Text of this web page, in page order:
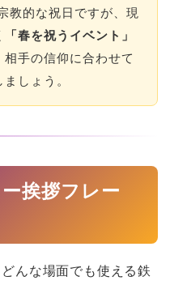
教的な祝日ですが、現
春を祝うイベント」
手の信仰に合わせて
しょう。
挨拶フレー
んな場面でも使える鉄